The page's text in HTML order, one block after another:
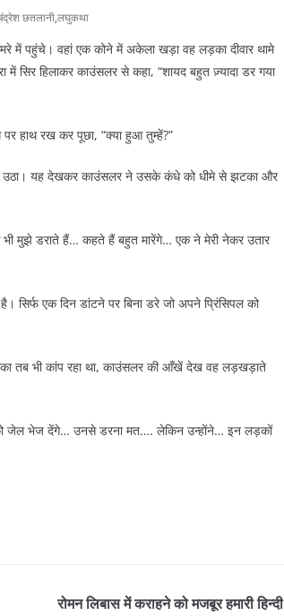
छतलानी,लघुकथा
में पहुंचे। वहां एक कोने में अकेला खड़ा वह लड़का दीवार थामे
सिर हिलाकर काउंसलर से कहा, “शायद बहुत ज़्यादा डर गया
रख कर पूछा, “क्या हुआ तुम्हें?”
उठा। यह देखकर काउंसलर ने उसके कंधे को धीमे से झटका और
मुझे डराते हैं… कहते हैं बहुत मारेंगे… एक ने मेरी नेकर उतार
सिर्फ एक दिन डांटने पर बिना डरे जो अपने प्रिंसिपल को
तब भी कांप रहा था, काउंसलर की आँखें देख वह लड़खड़ाते
जेल भेज देंगे… उनसे डरना मत…. लेकिन उन्होंने… इन लड़कों
रोमन लिबास में कराहने को मजबूर हमारी हिन्दी